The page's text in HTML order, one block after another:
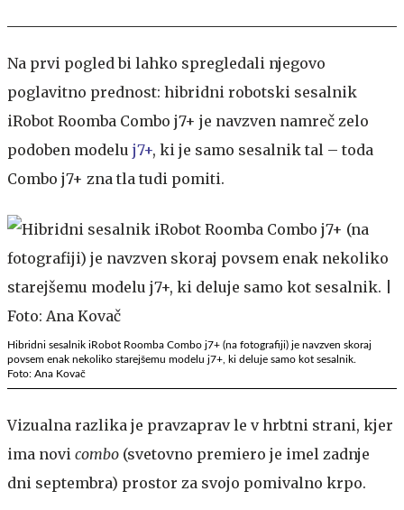
Na prvi pogled bi lahko spregledali njegovo
poglavitno prednost: hibridni robotski sesalnik
iRobot Roomba Combo j7+ je navzven namreč zelo
podoben modelu j7+, ki je samo sesalnik tal – toda
Combo j7+ zna tla tudi pomiti.
Hibridni sesalnik iRobot Roomba Combo j7+ (na fotografiji) je navzven skoraj
povsem enak nekoliko starejšemu modelu j7+, ki deluje samo kot sesalnik.
Foto: Ana Kovač
Vizualna razlika je pravzaprav le v hrbtni strani, kjer
ima novi combo (svetovno premiero je imel zadnje
dni septembra) prostor za svojo pomivalno krpo.